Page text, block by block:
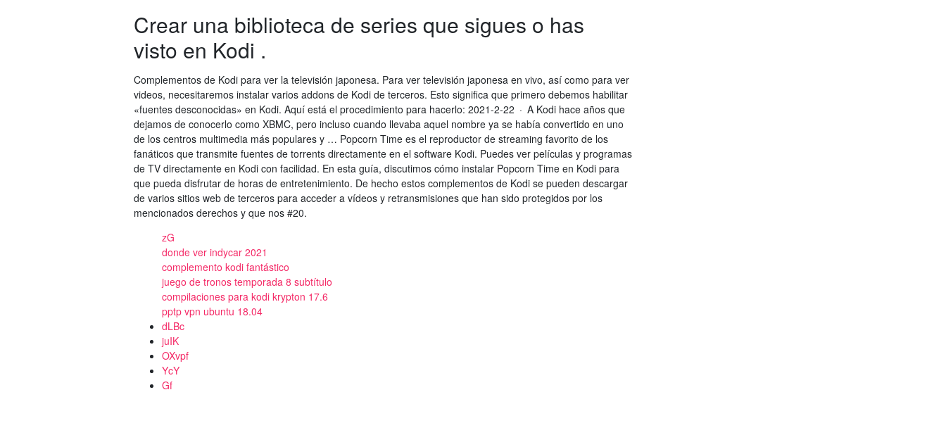
Crear una biblioteca de series que sigues o has
visto en Kodi .
Complementos de Kodi para ver la televisión japonesa. Para ver televisión japonesa en vivo, así como para ver
videos, necesitaremos instalar varios addons de Kodi de terceros. Esto significa que primero debemos habilitar
«fuentes desconocidas» en Kodi. Aquí está el procedimiento para hacerlo: 2021-2-22 · A Kodi hace años que
dejamos de conocerlo como XBMC, pero incluso cuando llevaba aquel nombre ya se había convertido en uno
de los centros multimedia más populares y … Popcorn Time es el reproductor de streaming favorito de los
fanáticos que transmite fuentes de torrents directamente en el software Kodi. Puedes ver películas y programas
de TV directamente en Kodi con facilidad. En esta guía, discutimos cómo instalar Popcorn Time en Kodi para
que pueda disfrutar de horas de entretenimiento. De hecho estos complementos de Kodi se pueden descargar
de varios sitios web de terceros para acceder a vídeos y retransmisiones que han sido protegidos por los
mencionados derechos y que nos #20.
zG
donde ver indycar 2021
complemento kodi fantástico
juego de tronos temporada 8 subtítulo
compilaciones para kodi krypton 17.6
pptp vpn ubuntu 18.04
dLBc
juIK
OXvpf
YcY
Gf